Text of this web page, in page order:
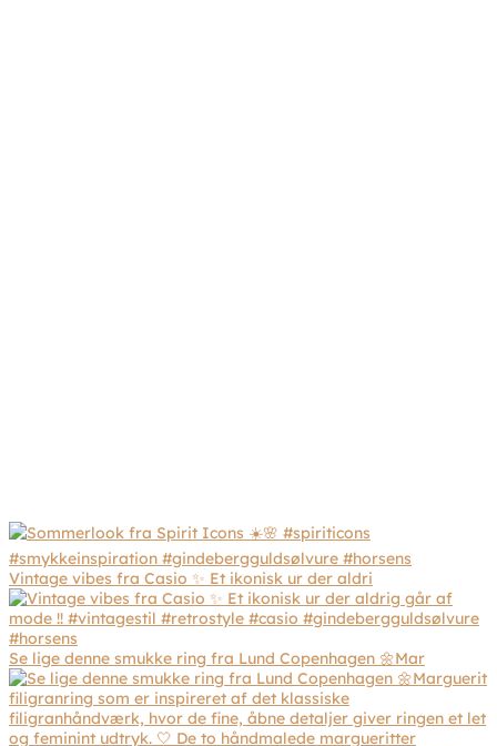
Vintage vibes fra Casio ✨ Et ikonisk ur der aldri
Se lige denne smukke ring fra Lund Copenhagen 🌼Mar